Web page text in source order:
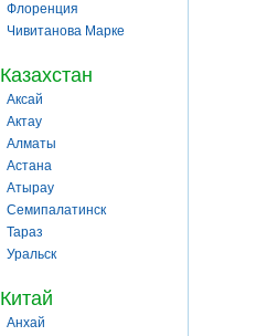
Флоренция
Чивитанова Марке
Казахстан
Аксай
Актау
Алматы
Астана
Атырау
Семипалатинск
Тараз
Уральск
Китай
Анхай